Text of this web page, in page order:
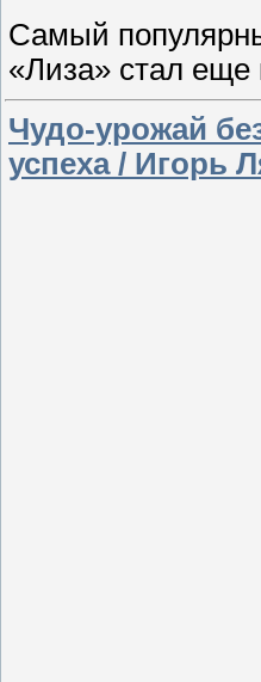
Самый
«Лиза» стал еще
Чудо-урожай
успеха / Игорь